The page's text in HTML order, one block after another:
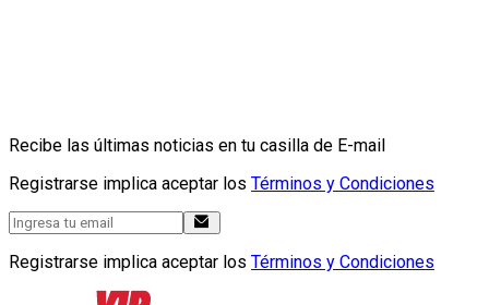
Recibe las últimas noticias en tu casilla de E-mail
Registrarse implica aceptar los Términos y Condiciones
Registrarse implica aceptar los Términos y Condiciones